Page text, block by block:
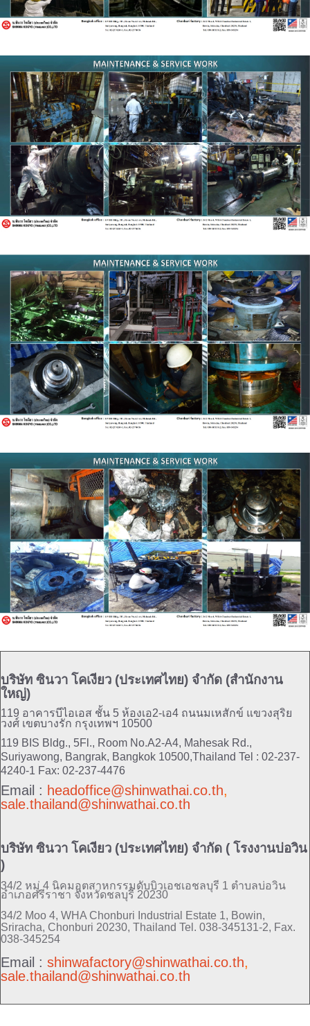
บริษัท ซินวา โคเงียว (ประเทศไทย) จำกัด (สำนักงาน
ใหญ่)
119 อาคารบีไอเอส ชั้น 5 ห้องเอ2-เอ4 ถนนมเหสักข์ แขวงสุริย
วงศ์ เขตบางรัก กรุงเทพฯ 10500
119 BIS Bldg., 5Fl., Room No.A2-A4, Mahesak Rd.,
Suriyawong, Bangrak, Bangkok 10500,Thailand Tel : 02-237-
4240-1 Fax: 02-237-4476
Email : headoffice@shinwathai.co.th,
sale.thailand@shinwathai.co.th
บริษัท ซินวา โคเงียว (ประเทศไทย) จำกัด ( โรงงานบ่อวิน
)
34/2 หมู่ 4 นิคมอุตสาหกรรมดับบิวเอชเอชลบุรี 1 ตำบลบ่อวิน
อำเภอศรีราชา จังหวัดชลบุรี 20230
34/2 Moo 4, WHA Chonburi Industrial Estate 1, Bowin,
Sriracha, Chonburi 20230, Thailand Tel. 038-345131-2, Fax.
038-345254
Email : shinwafactory@shinwathai.co.th,
sale.thailand@shinwathai.co.th